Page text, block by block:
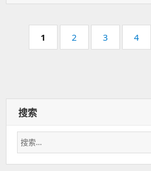
页
码：
1
页
码：
2
页
码：
3
页
码：
4
搜索
搜
索：